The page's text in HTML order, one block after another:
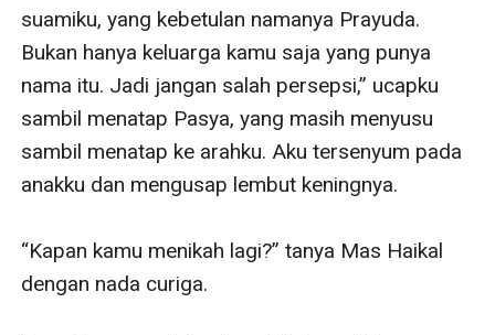
suamiku, yang kebetulan namanya Prayuda.
Bukan hanya keluarga kamu saja yang punya
nama itu. Jadi jangan salah persepsi,” ucapku
sambil menatap Pasya, yang masih menyusu
sambil menatap ke arahku. Aku tersenyum pada
anakku dan mengusap lembut keningnya.
“Kapan kamu menikah lagi?” tanya Mas Haikal
dengan nada curiga.